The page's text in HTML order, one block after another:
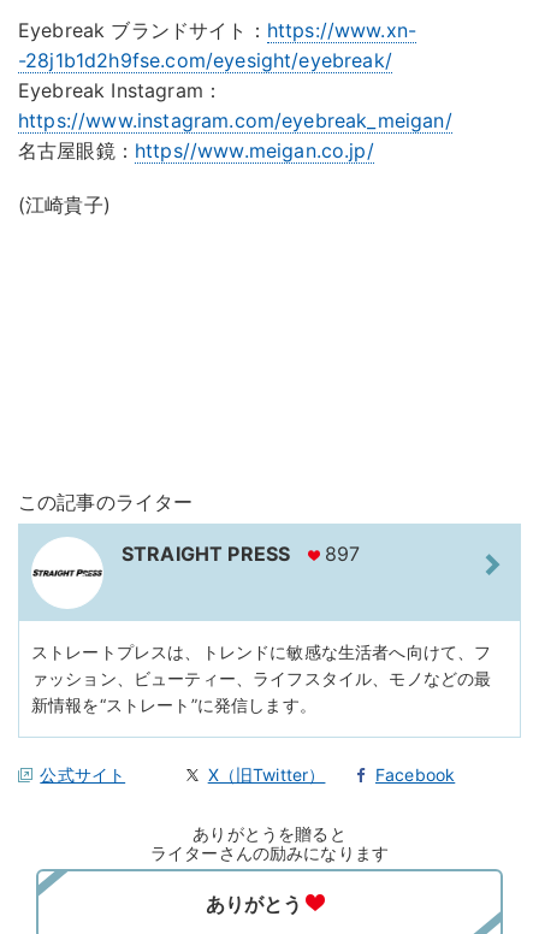
Eyebreak ブランドサイト： https://www.xn-
-28j1b1d2h9fse.com/eyesight/eyebreak/
Eyebreak Instagram：
https://www.instagram.com/eyebreak_meigan/
名古屋眼鏡： https//www.meigan.co.jp/
(江崎貴子)
この記事のライター
STRAIGHT PRESS 897
ストレートプレスは、トレンドに敏感な生活者へ向けて、フ
ァッション、ビューティー、ライフスタイル、モノなどの最
新情報を“ストレート”に発信します。
公式サイト X（旧Twitter） Facebook
ありがとうを贈ると
ライターさんの励みになります